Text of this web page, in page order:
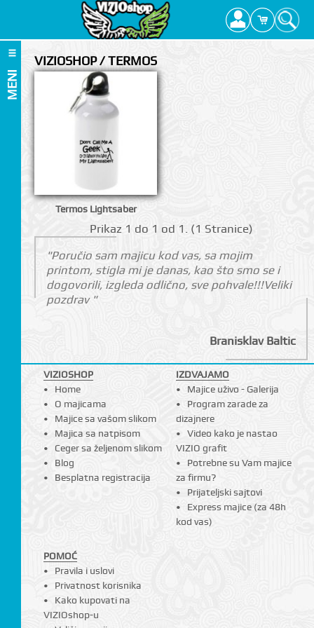
MENI
VIZIOSHOP / TERMOS
Termos Lightsaber
Prikаz 1 do 1 оd 1. (1 Strаnicе)
"Poručio sam majicu kod vas, sa mojim
printom, stigla mi je danas, kao što smo se i
dogovorili, izgleda odlično, sve pohvale!!!Veliki
pozdrav "
Branisklav Baltic
VIZIOSHOP
Home
O majicama
Majice sa vašom slikom
Majica sa natpisom
Ceger sa željenom slikom
Blog
Besplatna registracija
IZDVAJAMO
Majice uživo - Galerija
Program zarade za
dizajnere
Video kako je nastao
VIZIO grafit
Potrebne su Vam majice
za firmu?
Prijateljski sajtovi
Express majice (za 48h
kod vas)
POMOĆ
Pravila i uslovi
Privatnost korisnika
Kako kupovati na
VIZIOshop-u